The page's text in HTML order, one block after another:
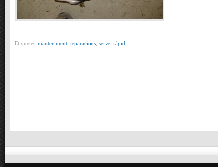
Etiquetes: manteniment reparacions servei ràpid